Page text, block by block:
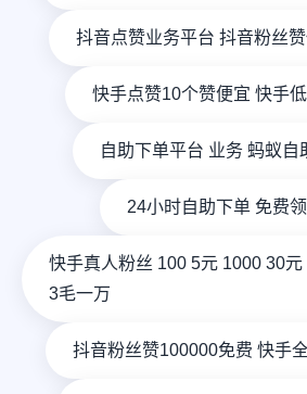
抖音点赞业务平台 抖音粉丝
快手点赞10个赞便宜 快手
自助下单平台 业务 蚂蚁自
24小时自助下单 免费
快手真人粉丝 100 5元 1000 30
3毛一万
抖音粉丝赞100000免费 快手